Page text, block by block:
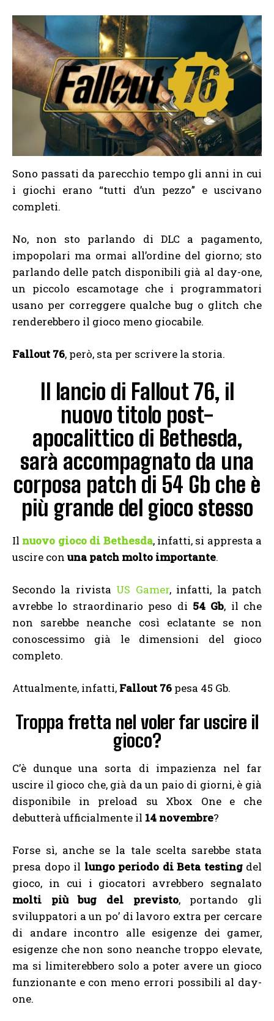
Sono passati da parecchio tempo gli anni in cui
i giochi erano “tutti d’un pezzo” e uscivano
completi.
No, non sto parlando di DLC a pagamento,
impopolari ma ormai all’ordine del giorno; sto
parlando delle patch disponibili già al day-one,
un piccolo escamotage che i programmatori
usano per correggere qualche bug o glitch che
renderebbero il gioco meno giocabile.
Fallout 76, però, sta per scrivere la storia.
Il lancio di Fallout 76, il
nuovo titolo post-
apocalittico di Bethesda,
sarà accompagnato da una
corposa patch di 54 Gb che è
più grande del gioco stesso
Il nuovo gioco di Bethesda, infatti, si appresta a
uscire con una patch molto importante.
Secondo la rivista US Gamer, infatti, la patch
avrebbe lo straordinario peso di 54 Gb, il che
non sarebbe neanche così eclatante se non
conoscessimo già le dimensioni del gioco
completo.
Attualmente, infatti, Fallout 76 pesa 45 Gb.
Troppa fretta nel voler far uscire il
gioco?
C’è dunque una sorta di impazienza nel far
uscire il gioco che, già da un paio di giorni, è già
disponibile in preload su Xbox One e che
debutterà ufficialmente il 14 novembre?
Forse sì, anche se la tale scelta sarebbe stata
presa dopo il lungo periodo di Beta testingdel
gioco, in cui i giocatori avrebbero segnalato
molti più bug del previsto, portando gli
sviluppatori a un po’ di lavoro extra per cercare
di andare incontro alle esigenze dei gamer,
esigenze che non sono neanche troppo elevate,
ma si limiterebbero solo a poter avere un gioco
funzionante e con meno errori possibili al day-
one.